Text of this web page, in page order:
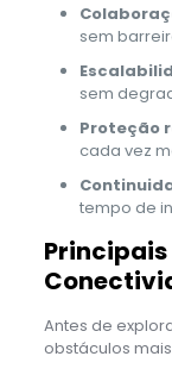
sem
sem
Proteção
cada vez
tempo de
Principais
Antes de
obstáculos